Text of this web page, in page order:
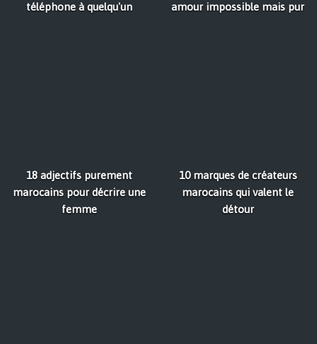
téléphone à quelqu'un
amour impossible mais pur
18 adjectifs purement
marocains pour décrire une
femme
10 marques de créateurs
marocains qui valent le
détour